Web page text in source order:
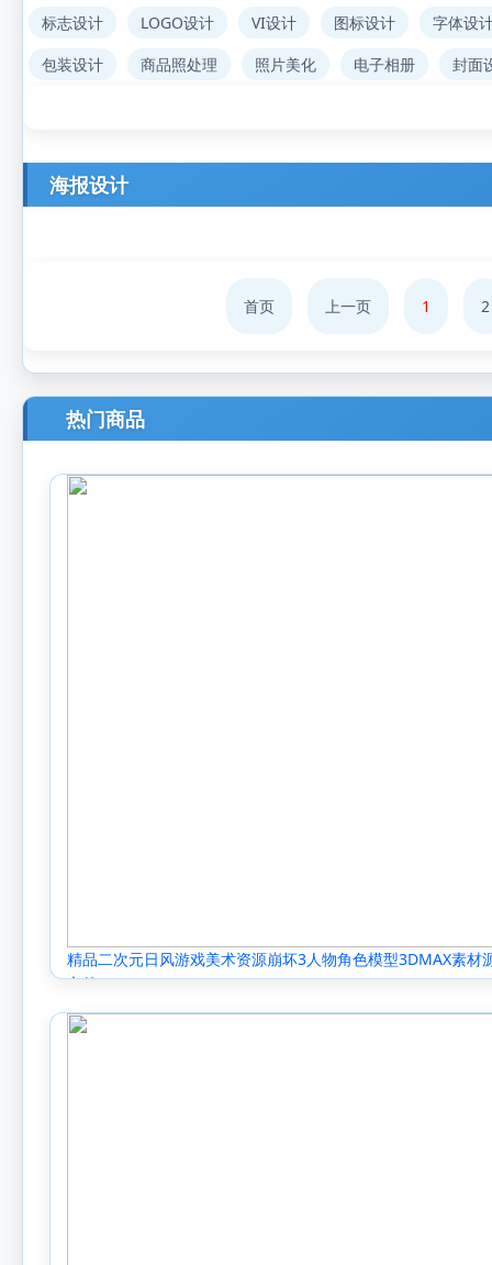
标志设计 LOGO设计 VI设计 图标设计
字体设
包装设计
商品照处理 照片美化 电子相册 封面
海报设计
首页 上一页 1 2
热门商品
精品二次元日风游戏美术资源崩坏3人物角色模型3DMAX素材
文件